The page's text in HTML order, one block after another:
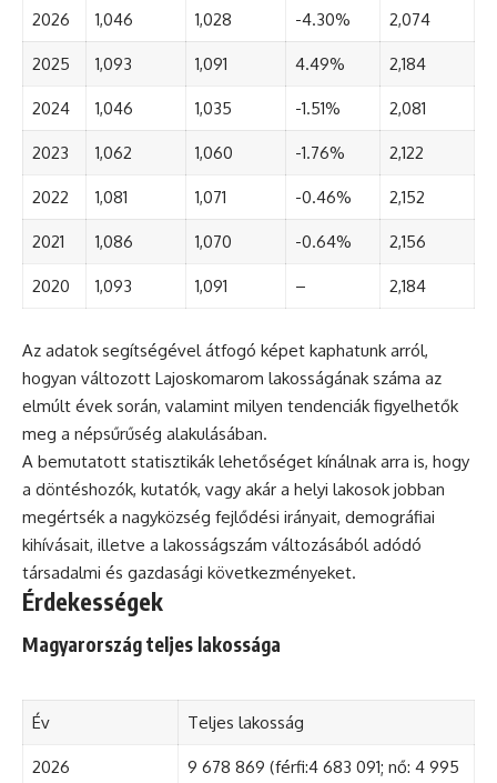
2026 1,046 1,028 -4.30% 2,074
2025 1,093 1,091 4.49% 2,184
2024 1,046 1,035 -1.51% 2,081
2023 1,062 1,060 -1.76% 2,122
2022 1,081 1,071 -0.46% 2,152
2021 1,086 1,070 -0.64% 2,156
2020 1,093 1,091 – 2,184
Az adatok segítségével átfogó képet kaphatunk arról,
hogyan változott Lajoskomarom lakosságának száma az
elmúlt évek során, valamint milyen tendenciák figyelhetők
meg a népsűrűség alakulásában.
A bemutatott statisztikák lehetőséget kínálnak arra is, hogy
a döntéshozók, kutatók, vagy akár a helyi lakosok jobban
megértsék a nagyközség fejlődési irányait, demográfiai
kihívásait, illetve a lakosságszám változásából adódó
társadalmi és gazdasági következményeket.
Érdekességek
Magyarország teljes lakossága
Év Teljes lakosság
2026
9 678 869 (férfi:4 683 091; nő: 4 995